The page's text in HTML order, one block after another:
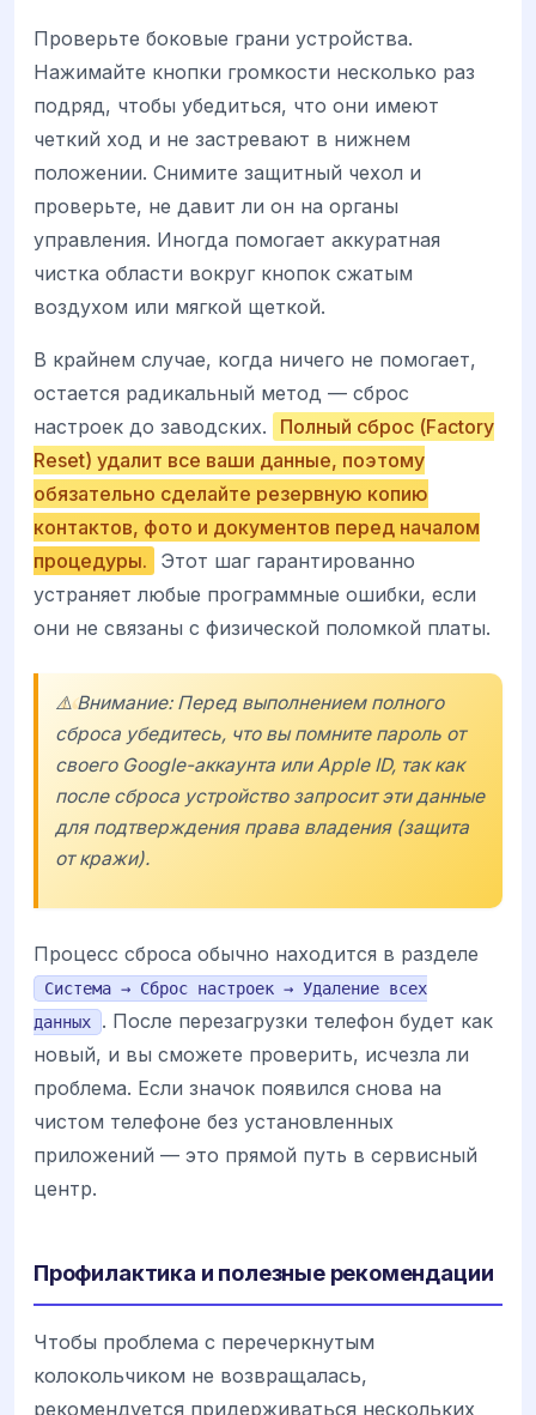
Проверьте боковые грани устройства.
Нажимайте кнопки громкости несколько раз
подряд, чтобы убедиться, что они имеют
четкий ход и не застревают в нижнем
положении. Снимите защитный чехол и
проверьте, не давит ли он на органы
управления. Иногда помогает аккуратная
чистка области вокруг кнопок сжатым
воздухом или мягкой щеткой.
В крайнем случае, когда ничего не помогает,
остается радикальный метод — сброс
настроек до заводских.
Полный сброс (Factory
Reset) удалит все ваши данные, поэтому
обязательно сделайте резервную копию
контактов, фото и документов перед началом
процедуры.
Этот шаг гарантированно
устраняет любые программные ошибки, если
они не связаны с физической поломкой платы.
⚠️ Внимание: Перед выполнением полного
сброса убедитесь, что вы помните пароль от
своего Google-аккаунта или Apple ID, так как
после сброса устройство запросит эти данные
для подтверждения права владения (защита
от кражи).
Процесс сброса обычно находится в разделе
Система → Сброс настроек → Удаление всех
данных
. После перезагрузки телефон будет как
новый, и вы сможете проверить, исчезла ли
проблема. Если значок появился снова на
чистом телефоне без установленных
приложений — это прямой путь в сервисный
центр.
Профилактика и полезные рекомендации
Чтобы проблема с перечеркнутым
колокольчиком не возвращалась,
рекомендуется придерживаться нескольких